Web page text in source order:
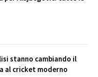
stanno cambiando il
al cricket moderno